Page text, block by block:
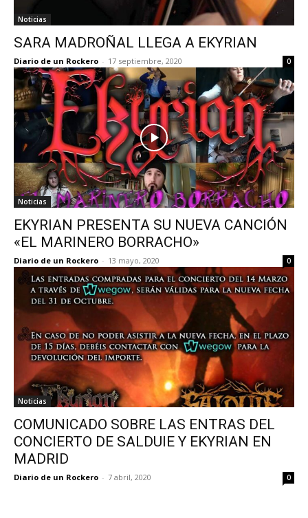
Noticias
SARA MADROÑAL LLEGA A EKYRIAN
Diario de un Rockero - 17 septiembre, 2020 0
Noticias
EKYRIAN PRESENTA SU NUEVA CANCIÓN
«EL MARINERO BORRACHO»
Diario de un Rockero - 13 mayo, 2020 0
Noticias
COMUNICADO SOBRE LAS ENTRAS DEL
CONCIERTO DE SALDUIE Y EKYRIAN EN
MADRID
Diario de un Rockero - 7 abril, 2020 0